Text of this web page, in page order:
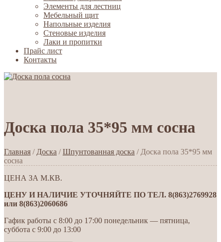
Элементы для лестниц
Мебельный щит
Напольные изделия
Стеновые изделия
Лаки и пропитки
Прайс лист
Контакты
Доска пола 35*95 мм сосна
Главная / Доска /Шпунтованная доска / Доска пола 35*95 мм
сосна
ЦЕНА ЗА М.КВ.
ЦЕНУ И НАЛИЧИЕ УТОЧНЯЙТЕ ПО ТЕЛ. 8(863)2769928
или 8(863)2060686
Гафик работы с 8:00 до 17:00 понедельник — пятница,
суббота с 9:00 до 13:00